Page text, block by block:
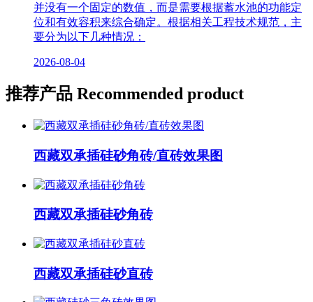
并没有一个固定的数值，而是需要根据蓄水池的功能定
位和有效容积来综合确定。根据相关工程技术规范，主
要分为以下几种情况：
2026-08-04
推荐产品 Recommended product
西藏双承插硅砂角砖/直砖效果图
西藏双承插硅砂角砖
西藏双承插硅砂直砖